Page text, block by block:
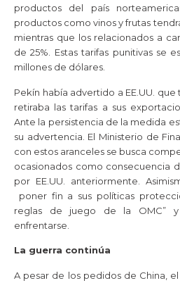
productos del país
productos como vinos y frutas
mientras que los relacionados a
de 25%. Estas tarifas punitivas se
millones de dólares.
Pekín había advertido a EE.UU.
retiraba las tarifas a sus
Ante la persistencia de la medida
su advertencia. El Ministerio de
con estos aranceles se busca
ocasionados como consecuencia
por EE.UU. anteriormente.
poner fin a sus políticas
reglas de juego de la OMC”
enfrentarse.
La guerra continúa
A pesar de los pedidos de China,